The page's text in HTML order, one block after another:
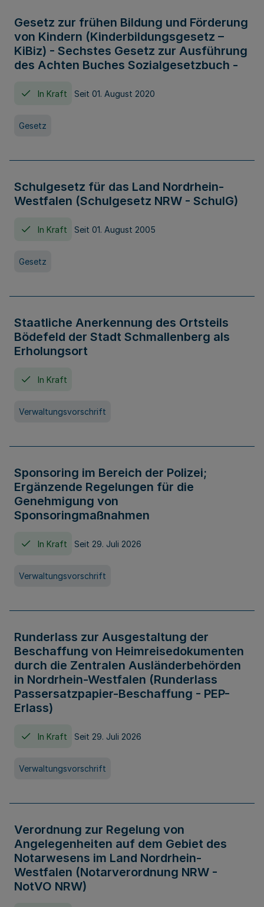
Gesetz zur frühen Bildung und Förderung
von Kindern (Kinderbildungsgesetz –
KiBiz) - Sechstes Gesetz zur Ausführung
des Achten Buches Sozialgesetzbuch -
In Kraft Seit 01. August 2020
Gesetz
Schulgesetz für das Land Nordrhein-
Westfalen (Schulgesetz NRW - SchulG)
In Kraft Seit 01. August 2005
Gesetz
Staatliche Anerkennung des Ortsteils
Bödefeld der Stadt Schmallenberg als
Erholungsort
In Kraft
Verwaltungsvorschrift
Sponsoring im Bereich der Polizei;
Ergänzende Regelungen für die
Genehmigung von
Sponsoringmaßnahmen
In Kraft Seit 29. Juli 2026
Verwaltungsvorschrift
Runderlass zur Ausgestaltung der
Beschaffung von Heimreisedokumenten
durch die Zentralen Ausländerbehörden
in Nordrhein-Westfalen (Runderlass
Passersatzpapier-Beschaffung - PEP-
Erlass)
In Kraft Seit 29. Juli 2026
Verwaltungsvorschrift
Verordnung zur Regelung von
Angelegenheiten auf dem Gebiet des
Notarwesens im Land Nordrhein-
Westfalen (Notarverordnung NRW -
NotVO NRW)